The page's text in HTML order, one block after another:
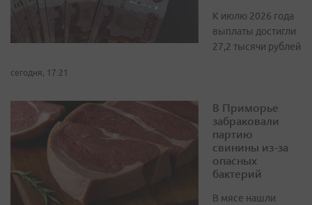
К июлю 2026 года
выплаты достигли
27,2 тысячи рублей
сегодня, 17:21
В Приморье
забраковали
партию
свинины из-за
опасных
бактерий
В мясе нашли